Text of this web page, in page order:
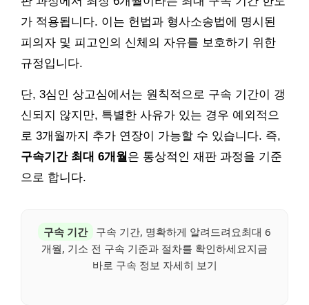
가 적용됩니다. 이는 헌법과 형사소송법에 명시된
피의자 및 피고인의 신체의 자유를 보호하기 위한
규정입니다.
단, 3심인 상고심에서는 원칙적으로 구속 기간이 갱
신되지 않지만, 특별한 사유가 있는 경우 예외적으
로 3개월까지 추가 연장이 가능할 수 있습니다. 즉,
구속기간 최대 6개월 은 통상적인 재판 과정을 기준
으로 합니다.
구속 기간
구속 기간, 명확하게 알려드려요최대 6
개월, 기소 전 구속 기준과 절차를 확인하세요지금
바로 구속 정보 자세히 보기